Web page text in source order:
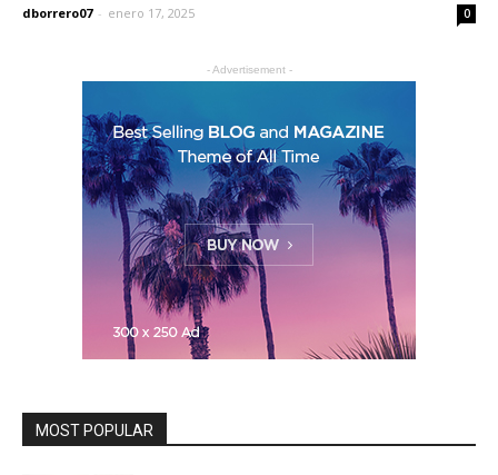
dborrero07 - enero 17, 2025 0
- Advertisement -
MOST POPULAR